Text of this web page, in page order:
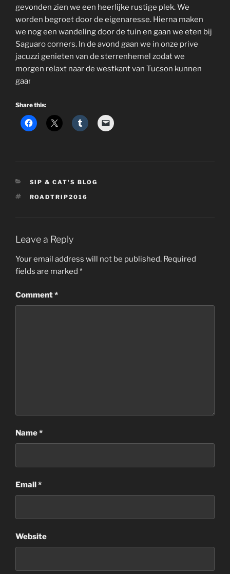
gevonden zien we een heerlijke rustige plek. We
worden begroet door de eigenaresse. Hierna maken
we nog een wandeling door de tuin en gaan we eten bij
Saguaro corners. In de avond gaan we in onze prive
jacuzzi genieten van de sterrenhemel zodat we
morgen relaxt naar de westkant van Tucson kunnen
gaan.
Share this:
CATEGORIES
SIP & CAT'S BLOG
TAGS
ROADTRIP2016
Leave a Reply
Your email address will not be published. Required
fields are marked *
Comment*
Name*
Email*
Website